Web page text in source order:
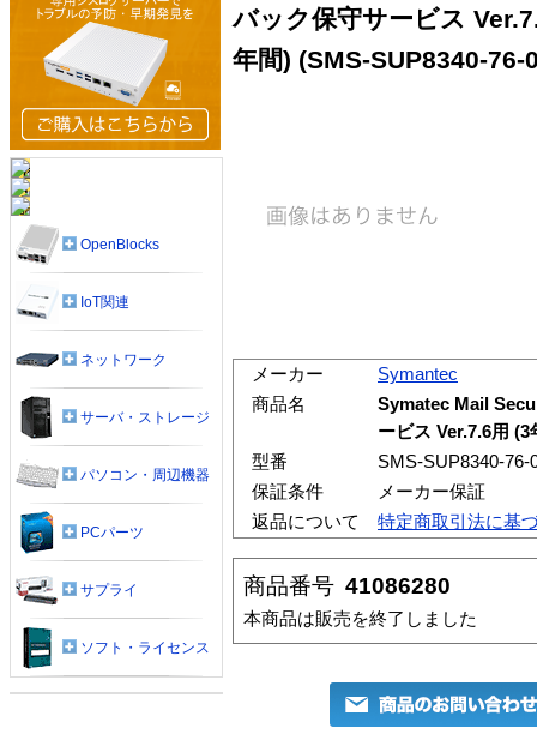
バック保守サービス
年間) (SMS-SUP8340-76-
メーカー
Symantec
商品名
Symatec Mail
ービス Ver.7.6用
型番
SMS-SUP8340-76-
保証条件
メーカー保証
返品について
特定商取引法に基
商品番号 41086280
本商品は販売を終了しました
OpenBlocks
IoT関連
ネットワーク
サーバ・ストレージ
パソコン・周辺機器
PCパーツ
サプライ
ソフト・ライセンス